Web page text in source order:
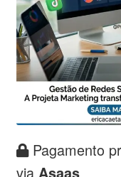
Pagamento
via Asaas